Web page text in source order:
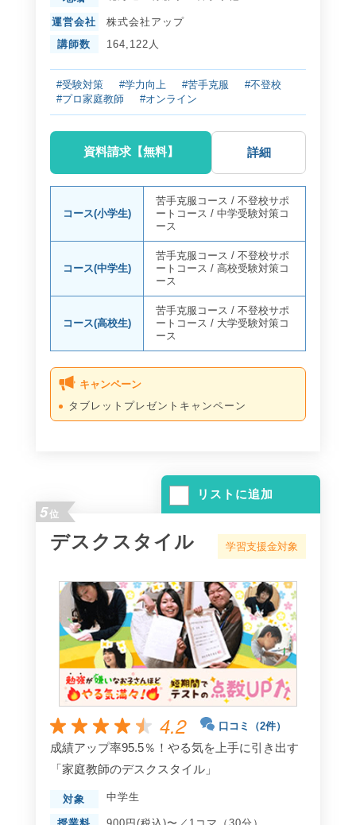
運営会社
株式会社アップ
講師数
164,122人
#受験対策 #学力向上 #苦手克服
#不登校
#プロ家庭教師
#オンライン
資料請求【無料】 詳細
コース(小学生)
苦手克服コース /不登校サポ
ートコース /中学受験対策コ
ース
コース(中学生)
苦手克服コース /不登校サポ
ートコース /高校受験対策コ
ース
コース(高校生)
苦手克服コース /不登校サポ
ートコース /大学受験対策コ
ース
キャンペーン
タブレットプレゼントキャンペーン
リストに追加
5位
デスクスタイル 学習支援金対象
4.2 口コミ（2件）
成績アップ率95.5％！やる気を上手に引き出す
「家庭教師のデスクスタイル」
対象 中学生